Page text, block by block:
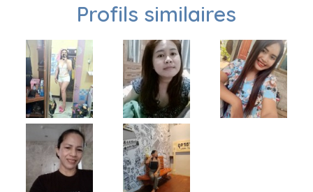
Profils similaires